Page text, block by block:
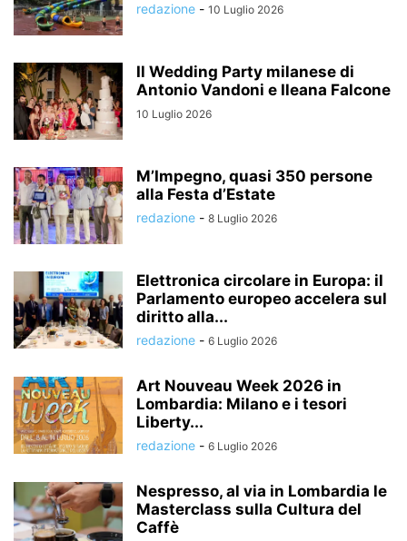
redazione - 10 Luglio 2026
Il Wedding Party milanese di
Antonio Vandoni e Ileana Falcone
10 Luglio 2026
M’Impegno, quasi 350 persone
alla Festa d’Estate
redazione - 8 Luglio 2026
Elettronica circolare in Europa: il
Parlamento europeo accelera sul
diritto alla...
redazione - 6 Luglio 2026
Art Nouveau Week 2026 in
Lombardia: Milano e i tesori
Liberty...
redazione - 6 Luglio 2026
Nespresso, al via in Lombardia le
Masterclass sulla Cultura del
Caffè